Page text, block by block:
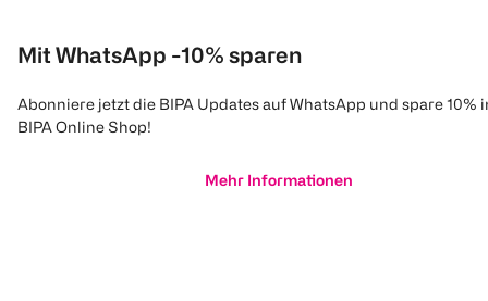
Mit WhatsApp -10% sparen
Abonniere jetzt die BIPA Updates auf WhatsApp und spare 10%
BIPA Online Shop!
Mehr Informationen